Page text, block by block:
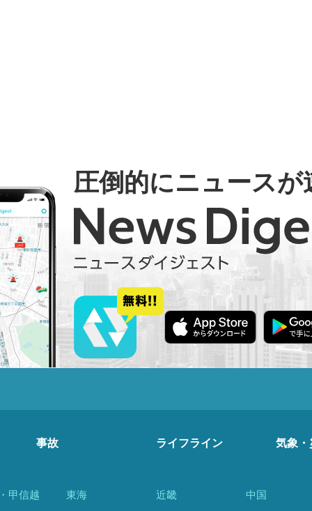
圧倒的にニュースが
事故 ライフライン 気象・
甲信越 東海 近畿 中国